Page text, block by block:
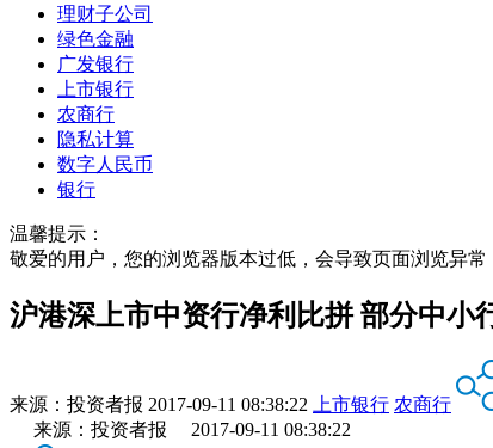
理财子公司
绿色金融
广发银行
上市银行
农商行
隐私计算
数字人民币
银行
温馨提示：
敬爱的用户，您的浏览器版本过低，会导致页面浏览异
沪港深上市中资行净利比拼 部分中小
来源： 投资者报 2017-09-11 08:38:22 上市银行 农商行
来源：投资者报 2017-09-11 08:38:22